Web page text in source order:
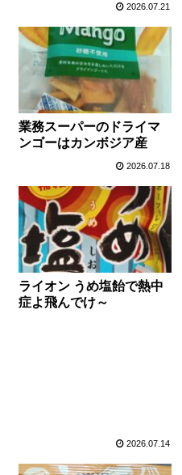
2026.07.21
業務スーパーのドライマ
ンゴーはカンボジア産
2026.07.18
ライオン うめ塩飴で熱中
症よ飛んでけ～
2026.07.14